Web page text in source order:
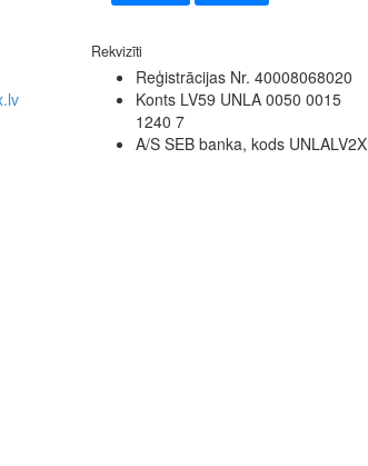
Rekvizīti
Reģistrācijas Nr. 40008068020
Konts LV59 UNLA 0050 0015
1240 7
A/S SEB banka, kods UNLALV2X